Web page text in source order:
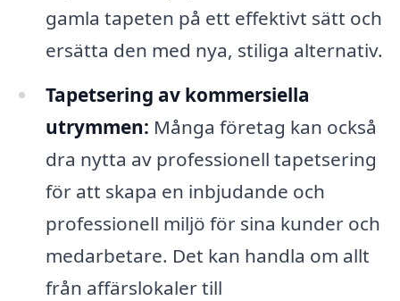
gamla tapeten på ett effektivt sätt och
ersätta den med nya, stiliga alternativ.
Tapetsering av kommersiella
utrymmen: Många företag kan också
dra nytta av professionell tapetsering
för att skapa en inbjudande och
professionell miljö för sina kunder och
medarbetare. Det kan handla om allt
från affärslokaler till